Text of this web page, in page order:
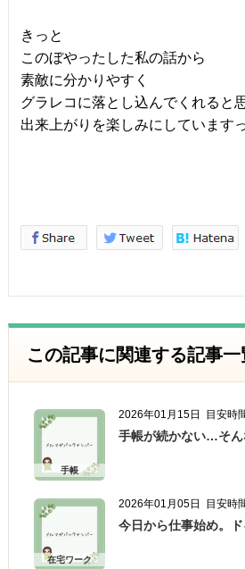
きっと
このぼやったした私の話から
素敵に分かりやすく
グラレコに落とし込んでくれると
出来上がりを楽しみにしています
この記事に関連する記事一
手帳
2026年01月15日 目安時
手帳が続かない…そん
在宅ワーク
2026年01月05日 目安時
今日から仕事始め。